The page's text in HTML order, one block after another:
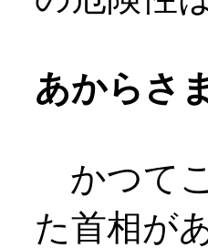
あからさ
かつて
た首相が